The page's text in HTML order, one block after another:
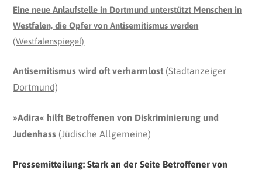
Eine neue Anlaufstelle in Dortmund unterstützt Menschen in
Westfalen, die Opfer von Antisemitismus werden
(Westfalenspiegel)
Antisemitismus wird oft verharmlost (Stadtanzeiger
Dortmund)
»Adira« hilft Betroffenen von Diskriminierung und
Judenhass (Jüdische Allgemeine)
Pressemitteilung: Stark an der Seite Betroffener von